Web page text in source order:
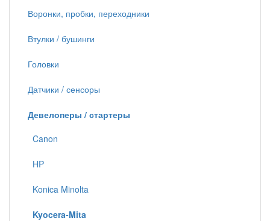
Воронки, пробки, переходники
Втулки / бушинги
Головки
Датчики / сенсоры
Девелоперы / стартеры
Canon
HP
Konica Minolta
Kyocera-Mita